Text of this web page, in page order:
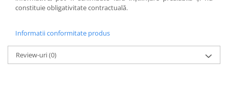
constituie obligativitate contractuală.
Informatii conformitate produs
Review-uri(0)